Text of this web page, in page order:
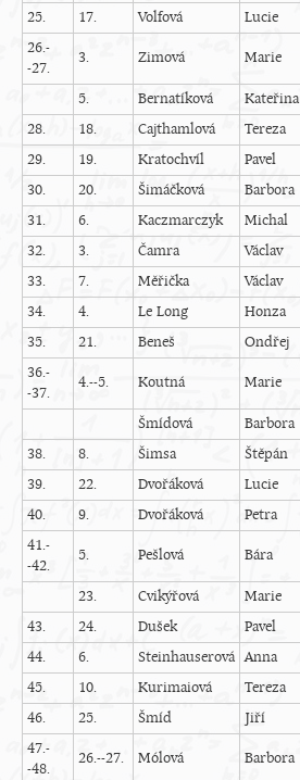
25.
17. Volfová Lucie
26.-
-27.
3. Zimová Marie
5. Bernatíková Kateřina
28.
18. Cajthamlová Tereza
29.
19. Kratochvíl Pavel
30.
20. Šimáčková Barbora
31.
6. Kaczmarczyk Michal
32.
3. Čamra Václav
33.
7. Měřička Václav
34.
4. Le Long Honza
35.
21. Beneš Ondřej
36.-
-37.
4.--5. Koutná Marie
Šmídová Barbora
38.
8. Šimsa Štěpán
39.
22. Dvořáková Lucie
40.
9. Dvořáková Petra
41.-
-42.
5. Pešlová Bára
23. Cvikýřová Marie
43.
24. Dušek Pavel
44.
6. Steinhauserová Anna
45.
10. Kurimaiová Tereza
46.
25. Šmíd Jiří
47.-
-48.
26.--27. Mólová Barbora